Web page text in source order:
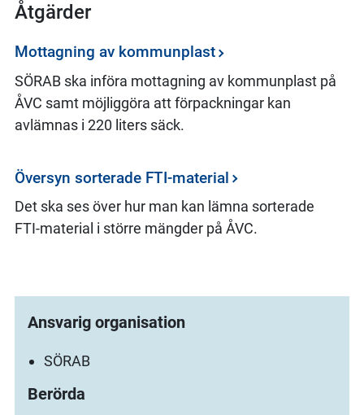
Åtgärder
Mottagning av kommunplast
SÖRAB ska införa mottagning av kommunplast på
ÅVC samt möjliggöra att förpackningar kan
avlämnas i 220 liters säck.
Översyn sorterade FTI-material
Det ska ses över hur man kan lämna sorterade
FTI-material i större mängder på ÅVC.
Ansvarig organisation
SÖRAB
Berörda